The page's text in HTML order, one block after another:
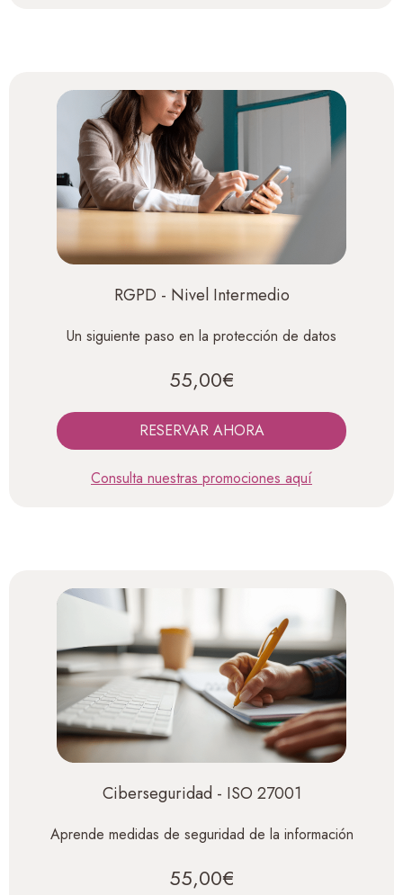
RGPD - Nivel Intermedio
Un siguiente paso en la protección de datos
55,00€
RESERVAR AHORA
Consulta nuestras promociones aquí
Ciberseguridad - ISO 27001
Aprende medidas de seguridad de la información
55,00€